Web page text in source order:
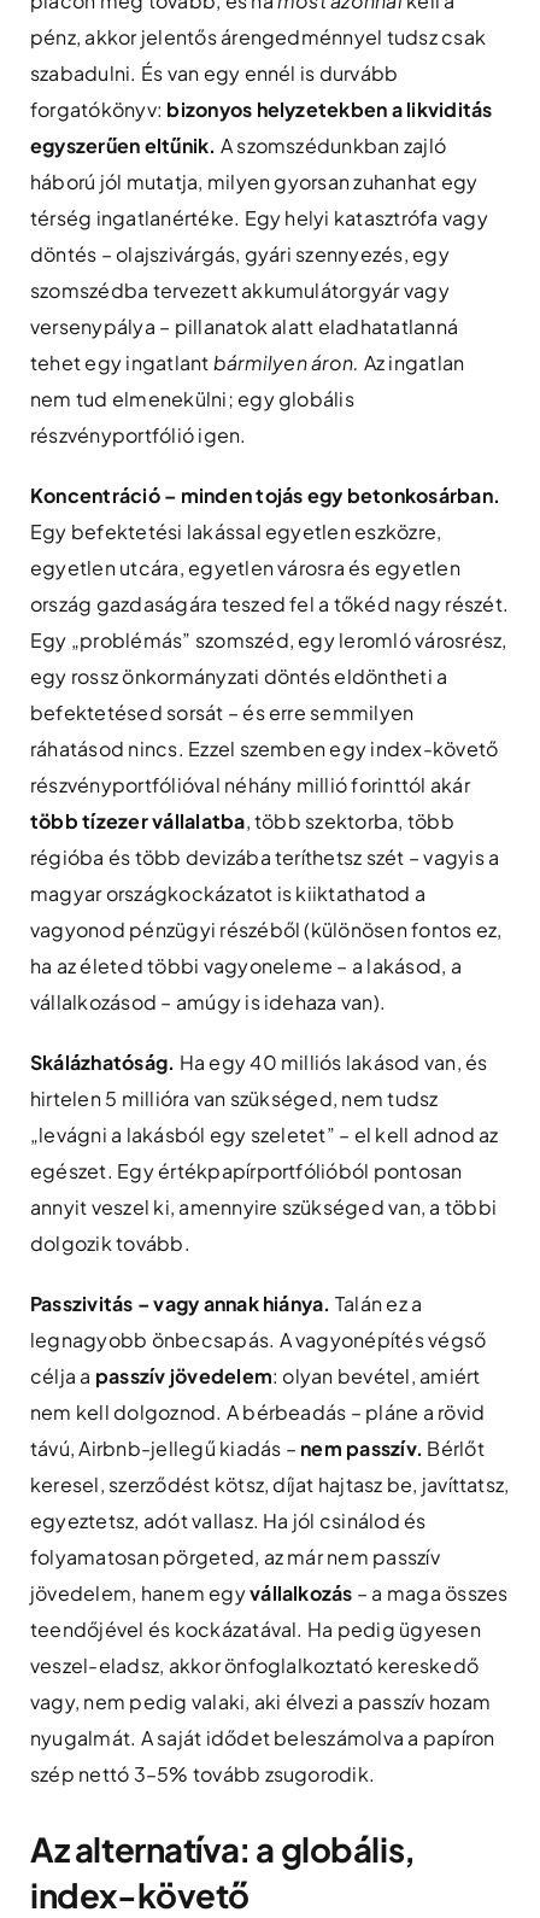
pénz, akkor jelentős árengedménnyel tudsz csak
szabadulni. És van egy ennél is durvább
forgatókönyv: bizonyos helyzetekben a likviditás
egyszerűen eltűnik. A szomszédunkban zajló
háború jól mutatja, milyen gyorsan zuhanhat egy
térség ingatlanértéke. Egy helyi katasztrófa vagy
döntés – olajszivárgás, gyári szennyezés, egy
szomszédba tervezett akkumulátorgyár vagy
versenypálya – pillanatok alatt eladhatatlanná
tehet egy ingatlantbármilyen áron. Az ingatlan
nem tud elmenekülni; egy globális
részvényportfólió igen.
Koncentráció – minden tojás egy betonkosárban.
Egy befektetési lakással egyetlen eszközre,
egyetlen utcára, egyetlen városra és egyetlen
ország gazdaságára teszed fel a tőkéd nagy részét.
Egy „problémás” szomszéd, egy leromló városrész,
egy rossz önkormányzati döntés eldöntheti a
befektetésed sorsát – és erre semmilyen
ráhatásod nincs. Ezzel szemben egy index-követő
részvényportfólióval néhány millió forinttól akár
több tízezer vállalatba, több szektorba, több
régióba és több devizába teríthetsz szét – vagyis a
magyar országkockázatot is kiiktathatod a
vagyonod pénzügyi részéből (különösen fontos ez,
ha az életed többi vagyoneleme – a lakásod, a
vállalkozásod – amúgy is idehaza van).
Skálázhatóság. Ha egy 40 milliós lakásod van, és
hirtelen 5 millióra van szükséged, nem tudsz
„levágni a lakásból egy szeletet” – el kell adnod az
egészet. Egy értékpapírportfólióból pontosan
annyit veszel ki, amennyire szükséged van, a többi
dolgozik tovább.
Passzivitás – vagy annak hiánya. Talán ez a
legnagyobb önbecsapás. A vagyonépítés végső
célja a passzív jövedelem: olyan bevétel, amiért
nem kell dolgoznod. A bérbeadás – pláne a rövid
távú, Airbnb-jellegű kiadás – nem passzív. Bérlőt
keresel, szerződést kötsz, díjat hajtasz be, javíttatsz,
egyeztetsz, adót vallasz. Ha jól csinálod és
folyamatosan pörgeted, az már nem passzív
jövedelem, hanem egyvállalkozás – a maga összes
teendőjével és kockázatával. Ha pedig ügyesen
veszel-eladsz, akkor önfoglalkoztató kereskedő
vagy, nem pedig valaki, aki élvezi a passzív hozam
nyugalmát. A saját idődet beleszámolva a papíron
szép nettó 3–5% tovább zsugorodik.
Az alternatíva: a globális,
index-követő